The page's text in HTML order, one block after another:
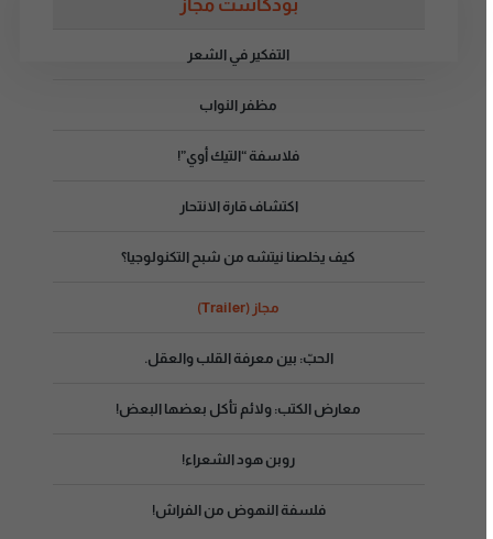
بودكاست مجاز
التفكير في الشعر
مظفر النواب
فلاسفة “التيك أوي”!
اكتشاف قارة الانتحار
كيف يخلصنا نيتشه من شبح التكنولوجيا؟
مجاز (Trailer)
الحبّ: بين معرفة القلب والعقل.
معارض الكتب: ولائم تأكل بعضها البعض!
روبن هود الشعراء!
فلسفة النهوض من الفراش!